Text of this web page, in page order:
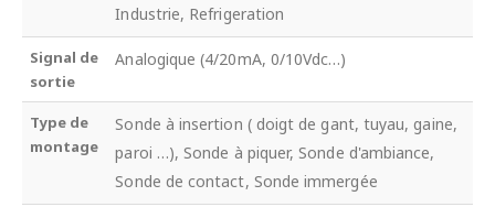
Industrie, Refrigeration
Signal de
sortie
Analogique (4/20mA, 0/10Vdc…)
Type de
montage
Sonde à insertion ( doigt de gant, tuyau, gaine,
paroi …), Sonde à piquer, Sonde d'ambiance,
Sonde de contact, Sonde immergée